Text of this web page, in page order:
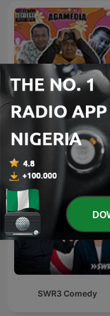
LAJANG TANGGUNG
SWR3 Comedy